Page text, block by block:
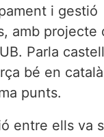
i gestió
amb
Parla
bé en
punts.
entre ells va